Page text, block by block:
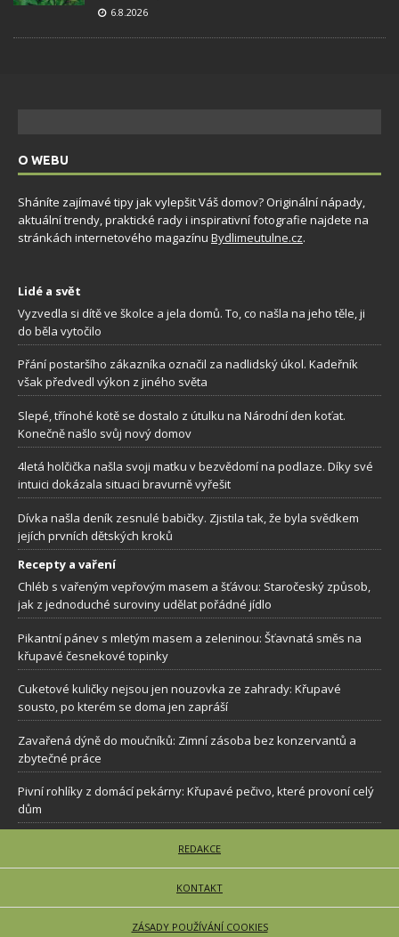
6.8.2026
O WEBU
Sháníte zajímavé tipy jak vylepšit Váš domov? Originální nápady,
aktuální trendy, praktické rady i inspirativní fotografie najdete na
stránkách internetového magazínu Bydlimeutulne.cz.
Lidé a svět
Vyzvedla si dítě ve školce a jela domů. To, co našla na jeho těle, ji
do běla vytočilo
Přání postaršího zákazníka označil za nadlidský úkol. Kadeřník
však předvedl výkon z jiného světa
Slepé, třínohé kotě se dostalo z útulku na Národní den koťat.
Konečně našlo svůj nový domov
4letá holčička našla svoji matku v bezvědomí na podlaze. Díky své
intuici dokázala situaci bravurně vyřešit
Dívka našla deník zesnulé babičky. Zjistila tak, že byla svědkem
jejích prvních dětských kroků
Recepty a vaření
Chléb s vařeným vepřovým masem a šťávou: Staročeský způsob,
jak z jednoduché suroviny udělat pořádné jídlo
Pikantní pánev s mletým masem a zeleninou: Šťavnatá směs na
křupavé česnekové topinky
Cuketové kuličky nejsou jen nouzovka ze zahrady: Křupavé
sousto, po kterém se doma jen zapráší
Zavařená dýně do moučníků: Zimní zásoba bez konzervantů a
zbytečné práce
Pivní rohlíky z domácí pekárny: Křupavé pečivo, které provoní celý
dům
REDAKCE
KONTAKT
ZÁSADY POUŽÍVÁNÍ COOKIES